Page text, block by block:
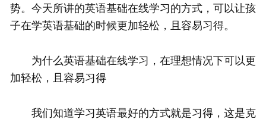
势。今天所讲的英语基础在线学习的方式，可以让孩
子在学英语基础的时候更加轻松，且容易习得。
为什么英语基础在线学习，在理想情况下可以更
加轻松，且容易习得
我们知道学习英语最好的方式就是习得，这是克